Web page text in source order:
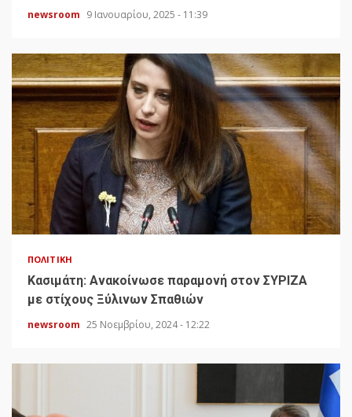
newsroom 9 Ιανουαρίου, 2025 - 11:39
ΠΟΛΙΤΙΚΉ
Κασιμάτη: Ανακοίνωσε παραμονή στον ΣΥΡΙΖΑ
με στίχους Ξύλινων Σπαθιών
newsroom 25 Νοεμβρίου, 2024 - 12:22